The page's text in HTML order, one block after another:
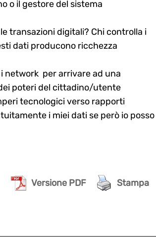
o il gestore del sistema
transazioni digitali? Chi controlla i
dati producono ricchezza
network per arrivare ad una
poteri del cittadino/utente
tecnologici verso rapporti
i miei dati se però io posso
Versione PDF Stampa